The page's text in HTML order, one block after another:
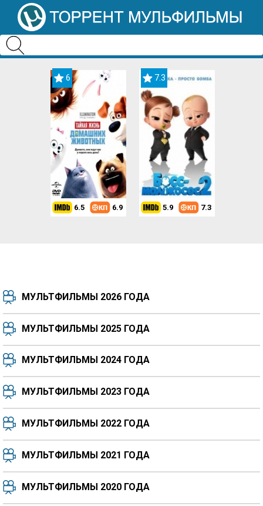
6
6.5 6.9
7.3
5.9 7.3
7.5 8.3
8.3 8.2
МУЛЬТФИЛЬМЫ 2026 ГОДА
МУЛЬТФИЛЬМЫ 2025 ГОДА
МУЛЬТФИЛЬМЫ 2024 ГОДА
МУЛЬТФИЛЬМЫ 2023 ГОДА
МУЛЬТФИЛЬМЫ 2022 ГОДА
МУЛЬТФИЛЬМЫ 2021 ГОДА
МУЛЬТФИЛЬМЫ 2020 ГОДА